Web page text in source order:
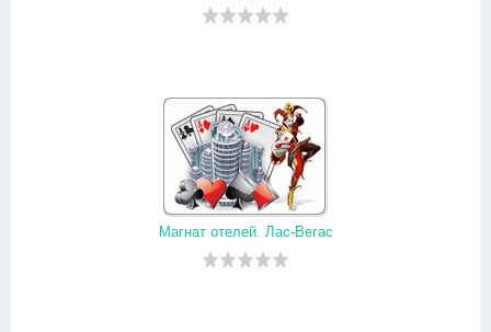
Магнат отелей. Лас-Вегас